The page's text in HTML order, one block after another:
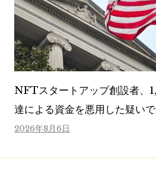
NFTスタートアップ創設者、
達による資金を悪用した疑い
2026年8月6日